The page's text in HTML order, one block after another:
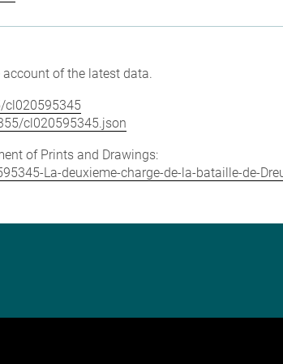
of the latest data.
cl020595345
cl020595345.json
of Prints and Drawings:
La-deuxieme-charge-de-la-bataille-de-